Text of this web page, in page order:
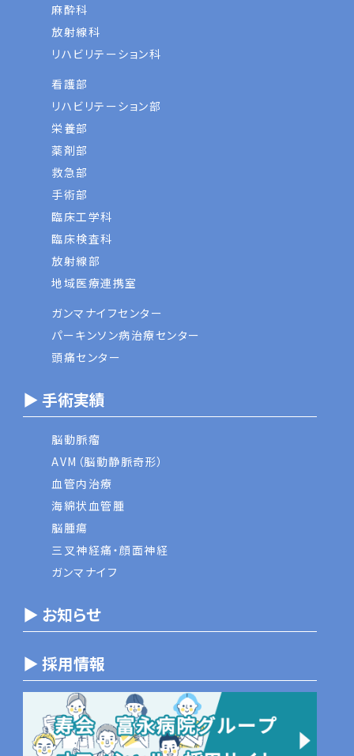
麻酔科
放射線科
リハビリテーション科
看護部
リハビリテーション部
栄養部
薬剤部
救急部
手術部
臨床工学科
臨床検査科
放射線部
地域医療連携室
ガンマナイフセンター
パーキンソン病治療センター
頭痛センター
▶ 手術実績
脳動脈瘤
AVM（脳動静脈奇形）
血管内治療
海綿状血管腫
脳腫瘍
三叉神経痛・顔面神経
ガンマナイフ
▶ お知らせ
▶ 採用情報